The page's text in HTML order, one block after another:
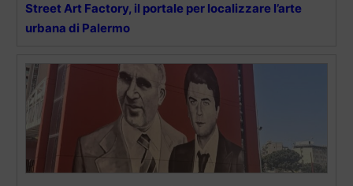
Street Art Factory, il portale per localizzare l’arte
urbana di Palermo